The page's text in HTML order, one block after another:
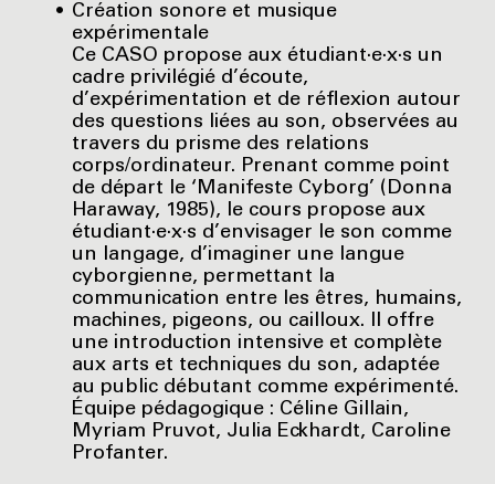
Création sonore et musique
expérimentale
Ce CASO propose aux étudiant·e·x·s un
cadre privilégié d’écoute,
d’expérimentation et de réflexion autour
des questions liées au son, observées au
travers du prisme des relations
corps/ordinateur. Prenant comme point
de départ le ‘Manifeste Cyborg’ (Donna
Haraway, 1985), le cours propose aux
étudiant·e·x·s d’envisager le son comme
un langage, d’imaginer une langue
cyborgienne, permettant la
communication entre les êtres, humains,
machines, pigeons, ou cailloux. Il offre
une introduction intensive et complète
aux arts et techniques du son, adaptée
au public débutant comme expérimenté.
Équipe pédagogique : Céline Gillain,
Myriam Pruvot, Julia Eckhardt, Caroline
Profanter.